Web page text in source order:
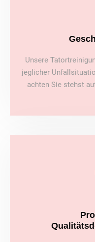
Unsere
jeglicher
achten Sie stehst